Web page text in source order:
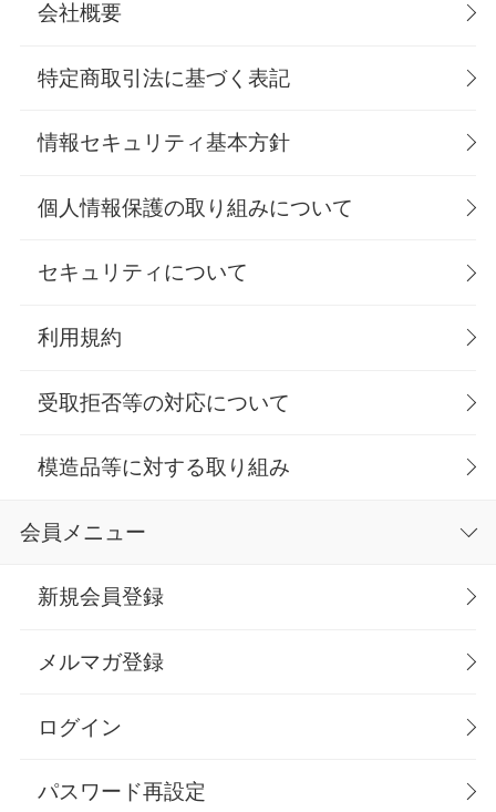
会社概要
特定商取引法に基づく表記
情報セキュリティ基本方針
個人情報保護の取り組みについて
セキュリティについて
利用規約
受取拒否等の対応について
模造品等に対する取り組み
会員メニュー
新規会員登録
メルマガ登録
ログイン
パスワード再設定